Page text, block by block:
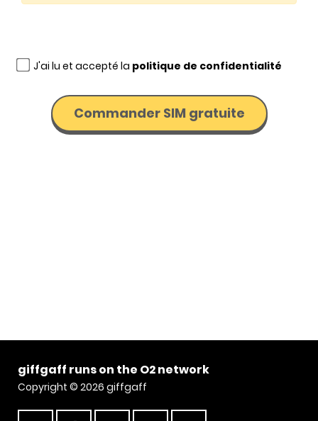
J'ai lu et accepté la politique de confidentialité
Commander SIM gratuite
giffgaff runs on the O2 network
Copyright © 2026 giffgaff